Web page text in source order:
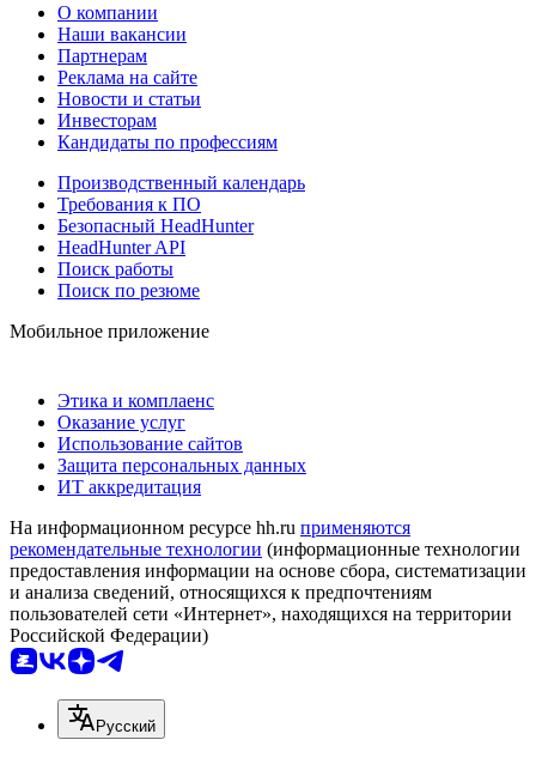
О компании
Наши вакансии
Партнерам
Реклама на сайте
Новости и статьи
Инвесторам
Кандидаты по профессиям
Производственный календарь
Требования к ПО
Безопасный HeadHunter
HeadHunter API
Поиск работы
Поиск по резюме
Мобильное приложение
Этика и комплаенс
Оказание услуг
Использование сайтов
Защита персональных данных
ИТ аккредитация
На информационном ресурсе hh.ru применяются
рекомендательные технологии (информационные технологии
предоставления информации на основе сбора, систематизации
и анализа сведений, относящихся к предпочтениям
пользователей сети «Интернет», находящихся на территории
Российской Федерации)
Русский